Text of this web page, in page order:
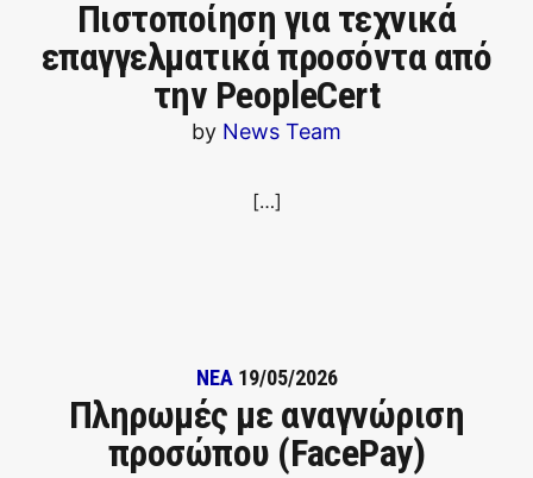
Πιστοποίηση για τεχνικά
επαγγελματικά προσόντα από
την PeopleCert
by News Team
[…]
ΝΕΑ 19/05/2026
Πληρωμές με αναγνώριση
προσώπου (FacePay)